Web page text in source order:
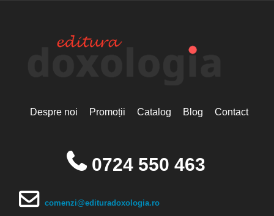
Despre noi Promoții Catalog Blog Contact
0724 550 463
comenzi@edituradoxologia.ro